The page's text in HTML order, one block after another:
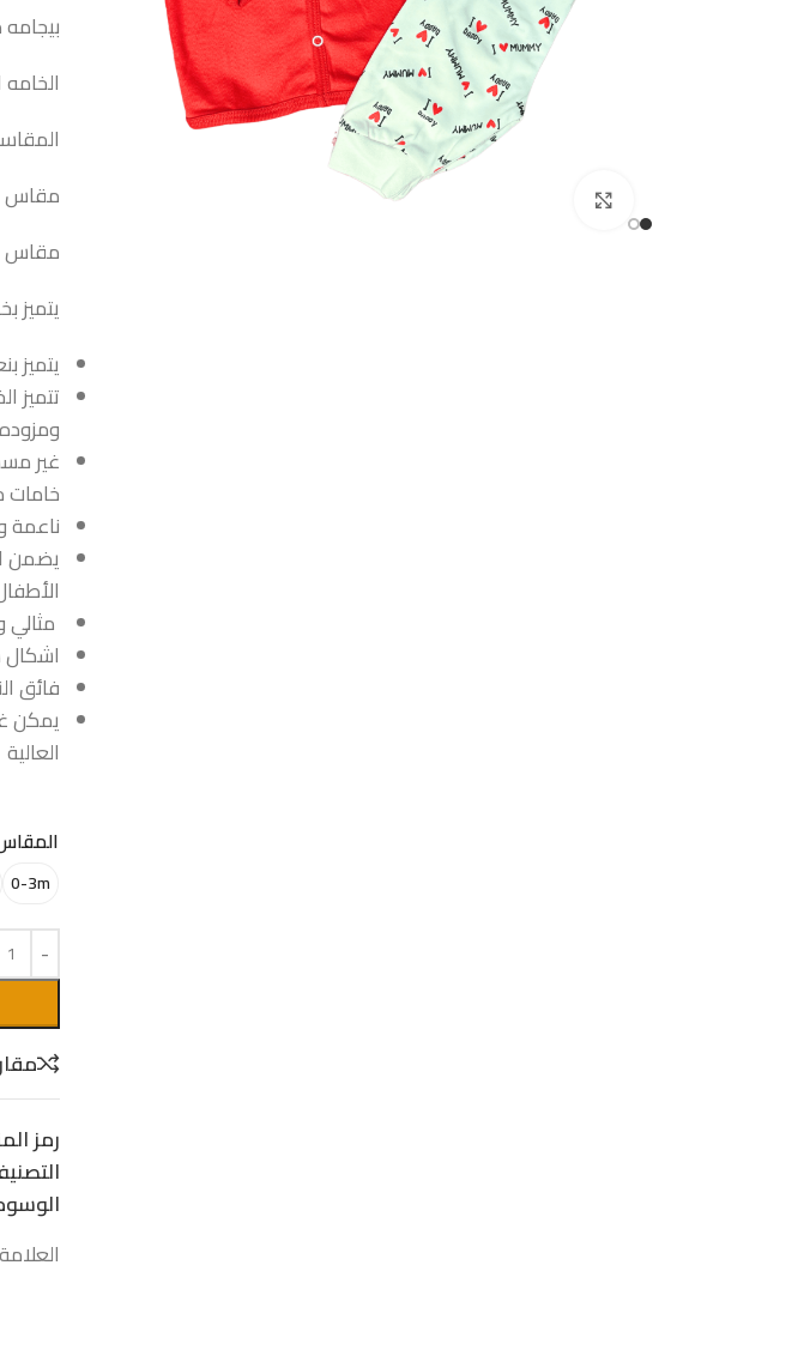
مقاس 0-3 يتميز برجل مقفوله
مقاس 3-6 يتميز برجل مفتوحه
يتميز بخامه
يتميز
تتميز
غير
خامات
ناعمة
يضمن
اشكال
فائق
يمكن
العالية
0-3m
رمز